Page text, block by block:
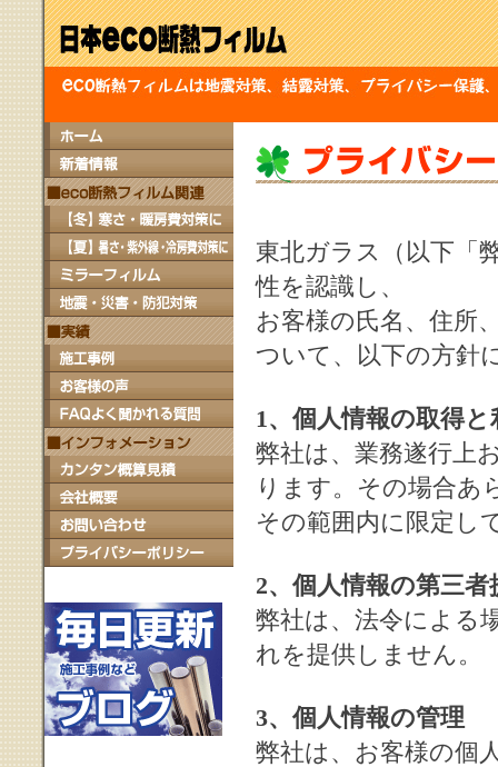
東北ガラス（以下「
性を認識し、
お客様の氏名、住所
ついて、以下の方針
1、個人情報の取得と
弊社は、業務遂行上
ります。その場合あ
その範囲内に限定し
2、個人情報の第三者
弊社は、法令による
れを提供しません。
3、個人情報の管理
弊社は、お客様の個